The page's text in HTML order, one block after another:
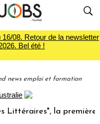
08. Retour de la newsletter
Bel été !
news emploi et formation
la première